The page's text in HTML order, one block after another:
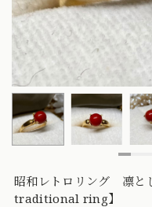
昭和レトロリング 凛と
traditional ring】